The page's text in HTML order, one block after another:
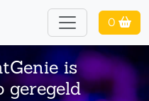
0
is
geregeld